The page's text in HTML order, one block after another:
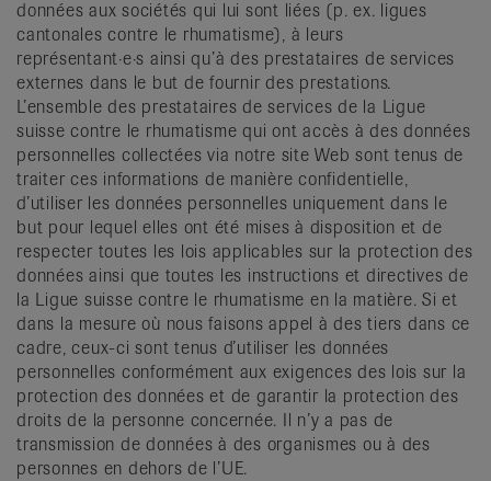
données aux sociétés qui lui sont liées (p. ex. ligues
cantonales contre le rhumatisme), à leurs
représentant·e·s ainsi qu’à des prestataires de services
externes dans le but de fournir des prestations.
L’ensemble des prestataires de services de la Ligue
suisse contre le rhumatisme qui ont accès à des données
personnelles collectées via notre site Web sont tenus de
traiter ces informations de manière confidentielle,
d’utiliser les données personnelles uniquement dans le
but pour lequel elles ont été mises à disposition et de
respecter toutes les lois applicables sur la protection des
données ainsi que toutes les instructions et directives de
la Ligue suisse contre le rhumatisme en la matière. Si et
dans la mesure où nous faisons appel à des tiers dans ce
cadre, ceux-ci sont tenus d’utiliser les données
personnelles conformément aux exigences des lois sur la
protection des données et de garantir la protection des
droits de la personne concernée. Il n’y a pas de
transmission de données à des organismes ou à des
personnes en dehors de l’UE.